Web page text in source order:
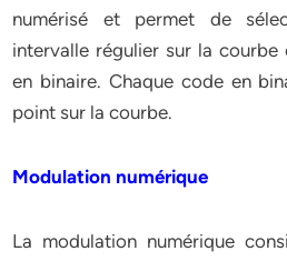
numérisé et permet de
intervalle régulier sur la
en binaire. Chaque code en
point sur la courbe.
Modulation numérique
La modulation numérique